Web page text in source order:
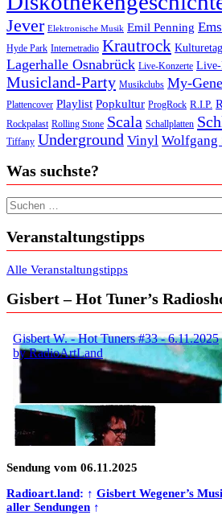
Jever Elektronische Musik Emil Penning
Hyde Park Internetradio Krautrock
Lagerhalle Osnabrück Live-Konzerte
Musicland-Party Musikclubs My-
Plattencover Playlist Popkultur ProgRock R.I.P.
Rockpalast Rolling Stone Scala Schallplatten
Tiffany Underground Vinyl Wolfgang
Was suchste?
Suchen nach:
Veranstaltungstipps
Alle Veranstaltungstipps
Gisbert – Hot Tuner’s
Sendung vom 06.11.2025
Radioart.land: ↑ Gisbert Wegener’s
aller Sendungen ↑